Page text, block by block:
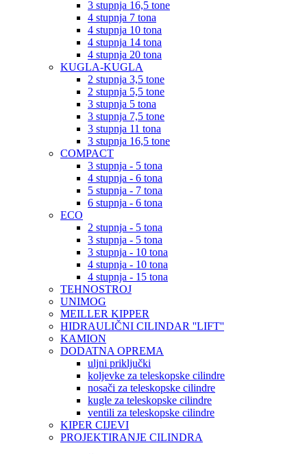
3 stupnja 16,5 tone
4 stupnja 7 tona
4 stupnja 10 tona
4 stupnja 14 tona
4 stupnja 20 tona
KUGLA-KUGLA
2 stupnja 3,5 tone
2 stupnja 5,5 tone
3 stupnja 5 tona
3 stupnja 7,5 tone
3 stupnja 11 tona
3 stupnja 16,5 tone
COMPACT
3 stupnja - 5 tona
4 stupnja - 6 tona
5 stupnja - 7 tona
6 stupnja - 6 tona
ECO
2 stupnja - 5 tona
3 stupnja - 5 tona
3 stupnja - 10 tona
4 stupnja - 10 tona
4 stupnja - 15 tona
TEHNOSTROJ
UNIMOG
MEILLER KIPPER
HIDRAULIČNI CILINDAR ''LIFT''
KAMION
DODATNA OPREMA
uljni priključki
koljevke za teleskopske cilindre
nosači za teleskopske cilindre
kugle za teleskopske cilindre
ventili za teleskopske cilindre
KIPER CIJEVI
PROJEKTIRANJE CILINDRA